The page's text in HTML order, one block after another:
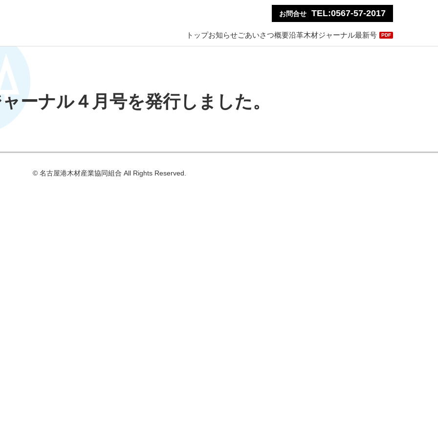
お問合せ TEL:0567-57-2017
トップお知らせごあいさつ概要沿革木材ジャーナル最新号 PDF
ーナル４月号を発行しました。
© 名古屋港⽊材産業協同組合 All Rights Reserved.